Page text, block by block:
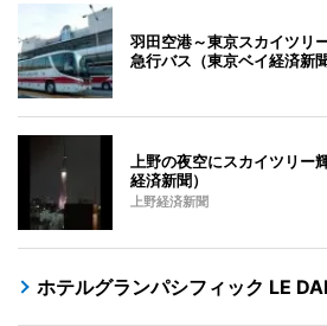
羽田空港～東京スカイツリ
急行バス（東京ベイ経済新聞
上野の夜空にスカイツリー
経済新聞）
上野経済新聞
ホテルグランパシフィック LE